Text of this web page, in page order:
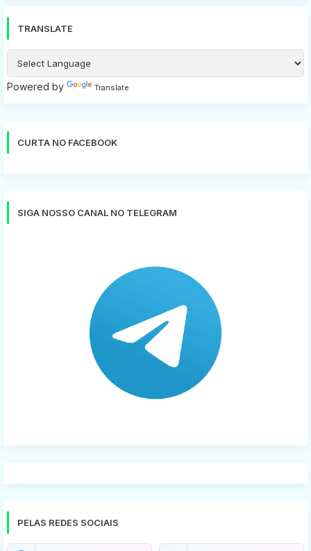
TRANSLATE
Powered by Translate
CURTA NO FACEBOOK
SIGA NOSSO CANAL NO TELEGRAM
PELAS REDES SOCIAIS